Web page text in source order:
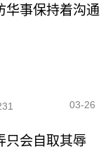
华事保持着沟通
03-26
只会自取其辱